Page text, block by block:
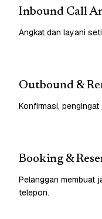
Inbound Call
Angkat dan layani
Outbound &
Konfirmasi,
Booking &
Pelanggan membuat
telepon.